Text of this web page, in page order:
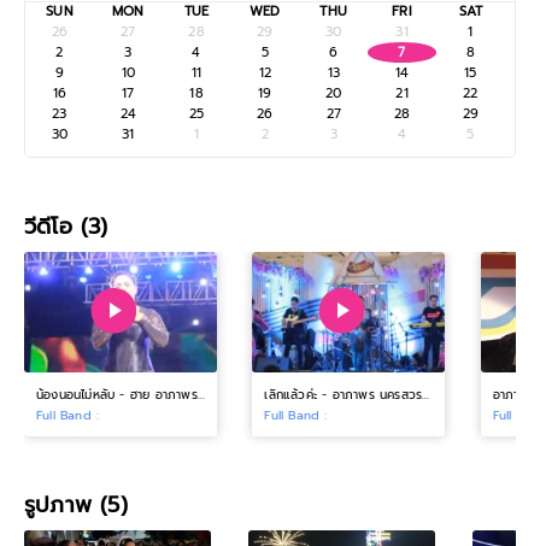
SUN MON TUE WED THU FRI
SAT
26
27 28 29 30 31
1
2
3 4 5 6 7
8
9
10 11 12 13 14
15
16
17 18 19 20 21
22
23
24 25 26 27 28
29
30
31 1 2 3 4 5
วีดีโอ (3)
น้องนอนไม่หลับ - ฮาย อาภาพร นครสวรรค์ @งานสงกรานต์ รางน้ำนครา
Full Band :
เลิกแล้วค่ะ - อาภาพร นครสวรรค์ @Fashion Island
Full Band :
Full
รูปภาพ (5)